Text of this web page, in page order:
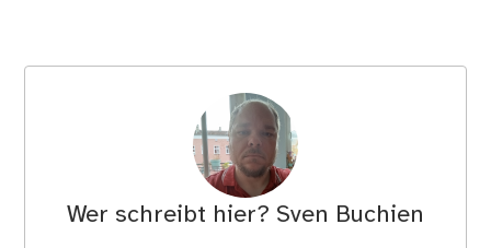
Wer schreibt hier? Sven Buchien